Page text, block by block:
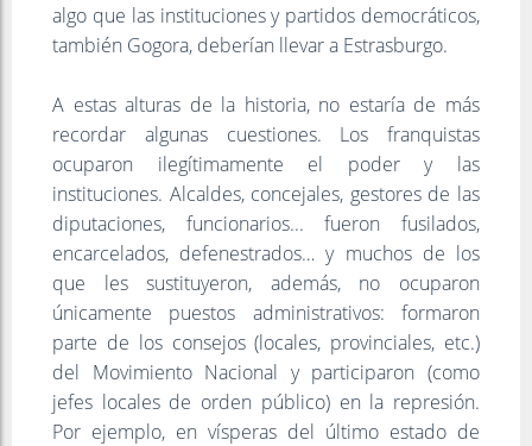
algo que las instituciones y partidos democráticos,
también Gogora, deberían llevar a Estrasburgo.
A estas alturas de la historia, no estaría de más
recordar algunas cuestiones. Los franquistas
ocuparon ilegítimamente el poder y las
instituciones. Alcaldes, concejales, gestores de las
diputaciones, funcionarios... fueron fusilados,
encarcelados, defenestrados… y muchos de los
que les sustituyeron, además, no ocuparon
únicamente puestos administrativos: formaron
parte de los consejos (locales, provinciales, etc.)
del Movimiento Nacional y participaron (como
jefes locales de orden público) en la represión.
Por ejemplo, en vísperas del último estado de